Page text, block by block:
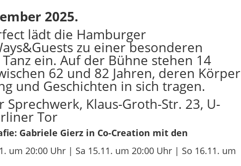
2025.
lädt die Hamburger
zu einer besonderen
ein. Auf der Bühne stehen 14
62 und 82 Jahren, deren Körper
und Geschichten in sich tragen.
Klaus-Groth-Str. 23, U-
Tor
Gabriele Gierz in Co-Creation mit den
um 20:00 Uhr | Sa 15.11. um 20:00 Uhr | So 16.11. um